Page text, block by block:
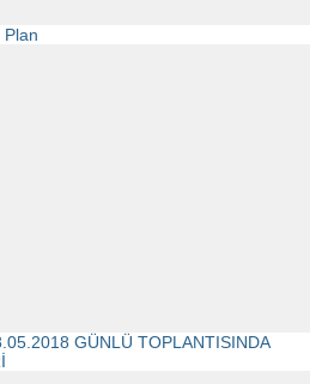
Plan
GÜNLÜ TOPLANTISINDA